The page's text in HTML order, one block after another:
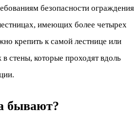
безопасности ограждения
имеющих более четырех
крепить к самой лестнице или
стены, которые проходят вдоль
бывают?